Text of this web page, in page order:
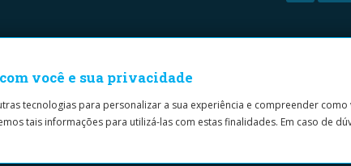
você e sua privacidade
tecnologias para personalizar a sua experiência e compreender
tais informações para utilizá-las com estas finalidades. Em caso de